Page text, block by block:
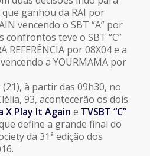
que ganhou da RAI por
vencendo o SBT “A” por
confrontos teve o SBT “C”
REFERÊNCIA por 08X04 e a
a YOURMAMA por
à partir das 09h30, no
93, acontecerão os dois
X Play It Again e TVSBT “C”
define a grande final do
da 31ª edição dos